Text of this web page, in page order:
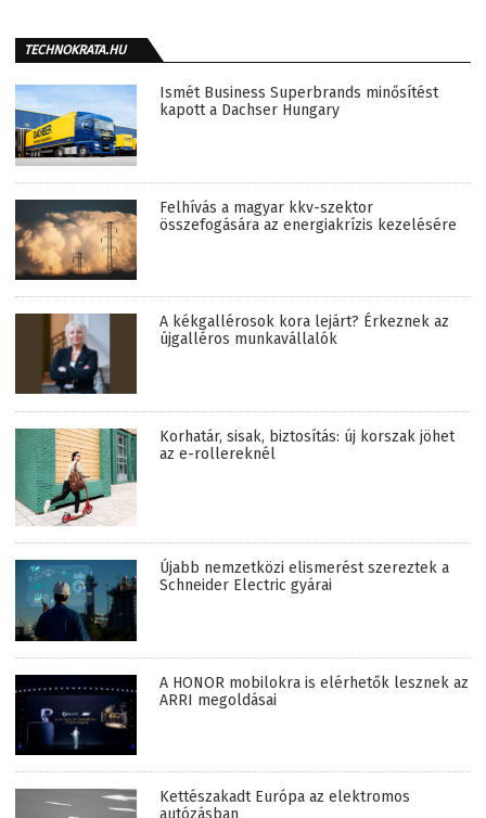
TECHNOKRATA.HU
Ismét Business Superbrands minősítést
kapott a Dachser Hungary
Felhívás a magyar kkv-szektor
összefogására az energiakrízis kezelésére
A kékgallérosok kora lejárt? Érkeznek az
újgalléros munkavállalók
Korhatár, sisak, biztosítás: új korszak jöhet
az e-rollereknél
Újabb nemzetközi elismerést szereztek a
Schneider Electric gyárai
A HONOR mobilokra is elérhetők lesznek az
ARRI megoldásai
Kettészakadt Európa az elektromos